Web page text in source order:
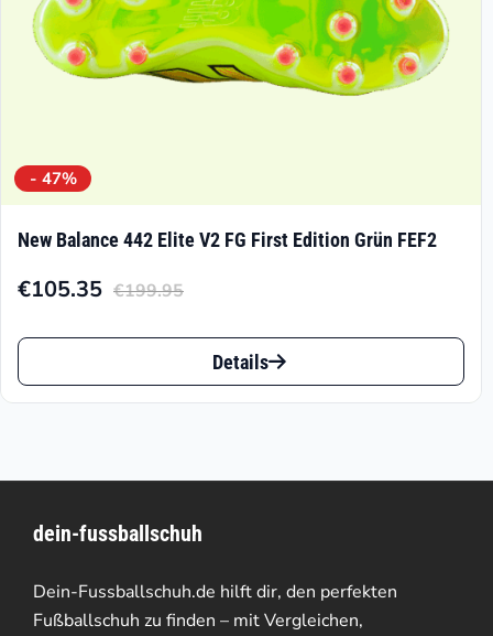
gewählt
werden
- 47%
New Balance 442 Elite V2 FG First Edition Grün FEF2
€199.95
Ursprünglicher
Preis
€199.95
€105.35
Aktueller
Preis
€105.35.
Dieses
Produkt
auf.
Die
Optionen
Details
dein-fussballschuh
Dein-Fussballschuh.de hilft dir, den perfekten
Fußballschuh zu finden – mit Vergleichen,